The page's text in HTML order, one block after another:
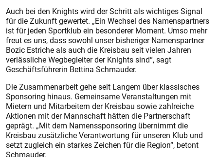
Auch bei den Knights wird der Schritt als wichtiges Signal
für die Zukunft gewertet. „Ein Wechsel des Namenspartners
ist für jeden Sportklub ein besonderer Moment. Umso mehr
freut es uns, dass sowohl unser bisheriger Namenspartner
Bozic Estriche als auch die Kreisbau seit vielen Jahren
verlässliche Wegbegleiter der Knights sind“, sagt
Geschäftsführerin Bettina Schmauder.
Die Zusammenarbeit gehe seit Langem über klassisches
Sponsoring hinaus. Gemeinsame Veranstaltungen mit
Mietern und Mitarbeitern der Kreisbau sowie zahlreiche
Aktionen mit der Mannschaft hätten die Partnerschaft
geprägt. „Mit dem Namenssponsoring übernimmt die
Kreisbau zusätzliche Verantwortung für unseren Klub und
setzt zugleich ein starkes Zeichen für die Region“, betont
Schmauder.